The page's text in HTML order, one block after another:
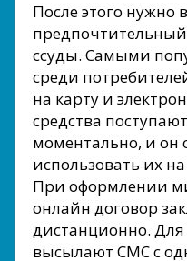
После этого нужно
ссуды. Самыми
среди
на карту и
средства
моментально, и он
использовать их
При оформлении
онлайн договор
дистанционно. Для
высылают СМС с